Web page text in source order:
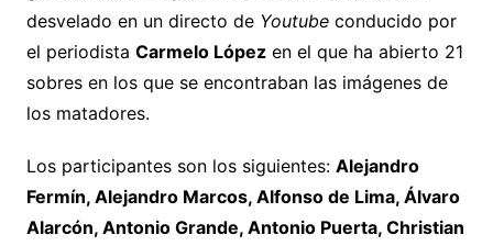
desvelado en un directo de Youtubeconducido por
el periodista Carmelo Lópezen el que ha abierto 21
sobres en los que se encontraban las imágenes de
los matadores.
Los participantes son los siguientes: Alejandro
Fermín, Alejandro Marcos, Alfonso de Lima, Álvaro
Alarcón, Antonio Grande, Antonio Puerta, Christian